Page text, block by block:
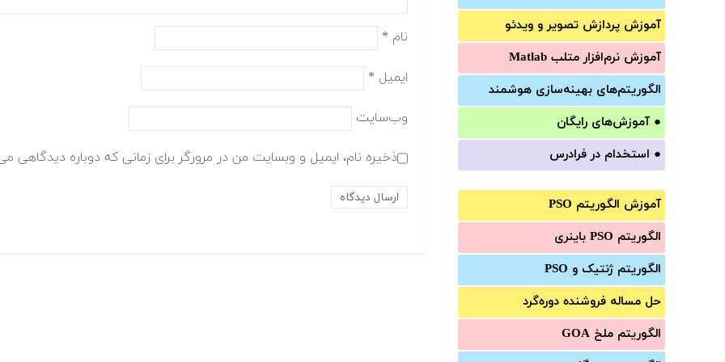
آموزش‌ پردازش تصویر و ویدئو
آموزش‌ نرم‌افزار متلب Matlab
الگوریتم‌های بهینه‌سازی هوشمند
● آموزش‌های رایگان
● استخدام در فرادرس
آموزش الگوریتم PSO
الگوریتم PSO باینری
الگوریتم ژنتیک و PSO
حل مساله فروشنده دوره‌گرد
الگوریتم ملخ GOA
نام *
ایمیل *
وب‌سایت
ذخیره نام، ایمیل و وبسایت من در مرورگر برای زمانی که دوباره دیدگاهی